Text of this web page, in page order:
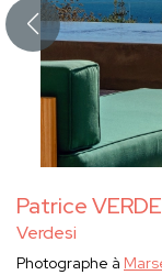
Patrice
Verdesi
Photographe à